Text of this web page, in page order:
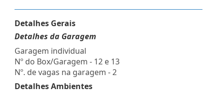
Detalhes Gerais
Detalhes da Garagem
Garagem individual
Nº do Box/Garagem - 12 e 13
Nº. de vagas na garagem - 2
Detalhes Ambientes